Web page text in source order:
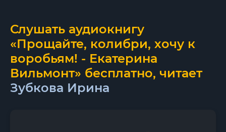
Слушать аудиокнигу
«Прощайте, колибри, хочу к
воробьям! - Екатерина
Вильмонт» бесплатно, читает
Зубкова Ирина